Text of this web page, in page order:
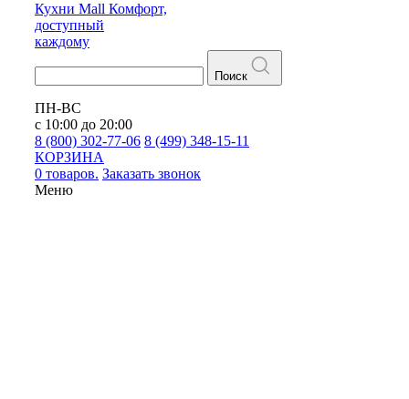
Кухни Mall Комфорт,
доступный
каждому
Поиск
ПН-ВС
с 10:00 до 20:00
8 (800) 302-77-06 8 (499) 348-15-11
КОРЗИНА
0 товаров. Заказать звонок
Меню